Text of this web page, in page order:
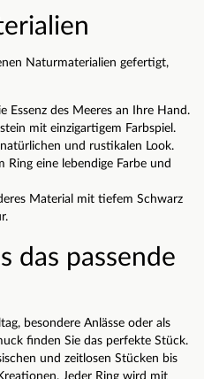
Naturmaterialien gefertigt,
Essenz des Meeres an Ihre Hand.
mit einzigartigem Farbspiel.
und rustikalen Look.
Ring eine lebendige Farbe und
Material mit tiefem Schwarz
das passende
besondere Anlässe oder als
finden Sie das perfekte Stück.
und zeitlosen Stücken bis
Jeder Ring wird mit